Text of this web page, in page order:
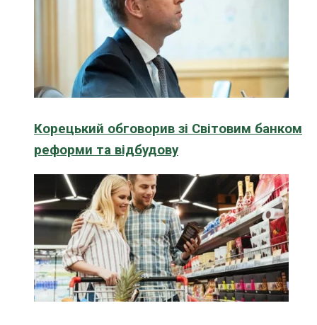
Корецький обговорив зі Світовим банком
реформи та відбудову